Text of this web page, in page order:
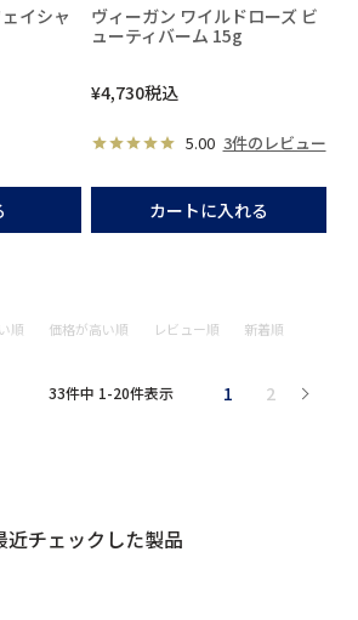
イシャ
ヴィーガン ワイルドローズ ビ
ューティバーム 15g
¥4,730税込
5.00 3件のレビュー
カートに入れる
順 価格が高い順 レビュー順 新着順
33件中 1-20件表示 1 2
近チェックした製品